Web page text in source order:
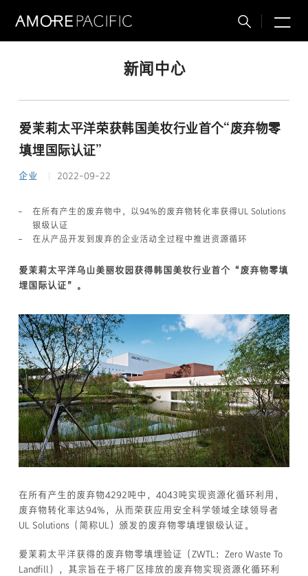
搜
索
新闻中心
爱茉莉太平洋荣获韩国美妆行业首个“废弃物零
填埋国际认证”
企业 2022-09-22
在所有产生的废弃物中，以94%的废弃物转化率获得UL Solutions
银级认证
在从产品开发到废弃的企业活动全过程中推进资源循环
爱茉莉太平洋乌山美丽妆园获得韩国美妆行业首个“废弃物零填
埋国际认证”。
在所有产生的废弃物4292吨中，4043吨实现资源化循环利用，
废弃物转化率达94%，从而荣获应用安全科学领域全球领导者
UL Solutions（简称UL）颁发的废弃物零填埋银级认证。
爱茉莉太平洋获得的废弃物零填埋验证（ZWTL：Zero Waste To
Landfill），其宗旨在于将厂区排放的废弃物实现资源化循环利